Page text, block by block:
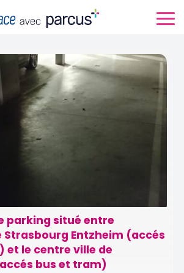
parking situé entre
Entzheim (accés
et le centre ville de
bus et tram)